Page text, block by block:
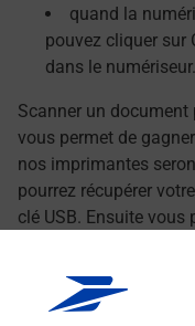
quand la
pouvez cliquer sur
dans le numériseur.
Scanner un
vous permet de
nos imprimantes
pourrez récupérer
clé USB. Ensuite
Le lien s'ouvre dans